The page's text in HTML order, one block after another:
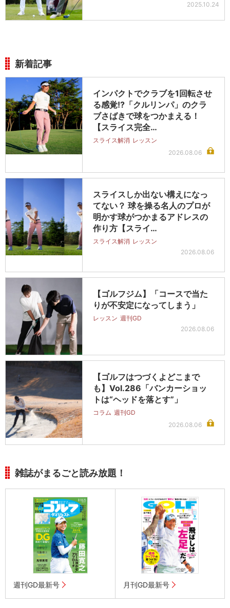
2025.10.24
新着記事
インパクトでクラブを1回転させ
る感覚!?「クルリンパ」のクラ
ブさばきで球をつかまえる！
【スライス完全…
スライス解消 レッスン
2026.08.06
スライスしか出ない構えになっ
てない？ 球を操る名人のプロが
明かす球がつかまるアドレスの
作り方【スライ…
スライス解消 レッスン
2026.08.06
【ゴルフジム】「コースで当た
りが不安定になってしまう」
レッスン 週刊GD
2026.08.06
【ゴルフはつづくよどこまで
も】Vol.286「バンカーショッ
トは“ヘッドを落とす”」
コラム 週刊GD
2026.08.06
雑誌がまるごと読み放題！
週刊GD最新号 月刊GD最新号